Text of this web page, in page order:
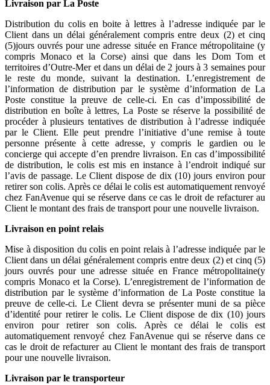
Livraison par La Poste
Distribution du colis en boite à lettres à l’adresse indiquée par le
Client dans un délai généralement compris entre deux (2) et cinq
(5)jours ouvrés pour une adresse située en France métropolitaine (y
compris Monaco et la Corse) ainsi que dans les Dom Tom et
territoires d’Outre-Mer et dans un délai de 2 jours à 3 semaines pour
le reste du monde, suivant la destination. L’enregistrement de
l’information de distribution par le système d’information de La
Poste constitue la preuve de celle-ci. En cas d’impossibilité de
distribution en boîte à lettres, La Poste se réserve la possibilité de
procéder à plusieurs tentatives de distribution à l’adresse indiquée
par le Client. Elle peut prendre l’initiative d’une remise à toute
personne présente à cette adresse, y compris le gardien ou le
concierge qui accepte d’en prendre livraison. En cas d’impossibilité
de distribution, le colis est mis en instance à l’endroit indiqué sur
l’avis de passage. Le Client dispose de dix (10) jours environ pour
retirer son colis. Après ce délai le colis est automatiquement renvoyé
chez FanAvenue qui se réserve dans ce cas le droit de refacturer au
Client le montant des frais de transport pour une nouvelle livraison.
Livraison en point relais
Mise à disposition du colis en point relais à l’adresse indiquée par le
Client dans un délai généralement compris entre deux (2) et cinq (5)
jours ouvrés pour une adresse située en France métropolitaine(y
compris Monaco et la Corse). L’enregistrement de l’information de
distribution par le système d’information de La Poste constitue la
preuve de celle-ci. Le Client devra se présenter muni de sa pièce
d’identité pour retirer le colis. Le Client dispose de dix (10) jours
environ pour retirer son colis. Après ce délai le colis est
automatiquement renvoyé chez FanAvenue qui se réserve dans ce
cas le droit de refacturer au Client le montant des frais de transport
pour une nouvelle livraison.
Livraison par le transporteur